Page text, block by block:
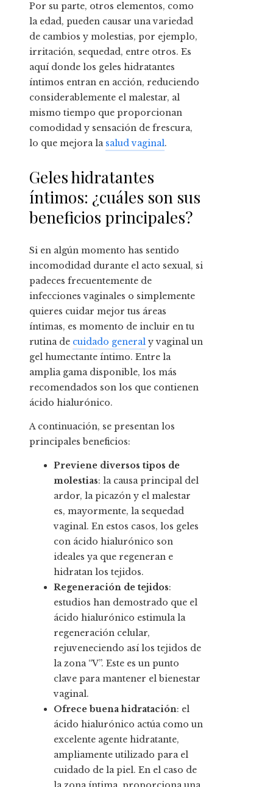
Por su parte, otros elementos, como
la edad, pueden causar una variedad
de cambios y molestias, por ejemplo,
irritación, sequedad, entre otros. Es
aquí donde los geles hidratantes
íntimos entran en acción, reduciendo
considerablemente el malestar, al
mismo tiempo que proporcionan
comodidad y sensación de frescura,
lo que mejora la salud vaginal.
Geles hidratantes
íntimos: ¿cuáles son sus
beneficios principales?
Si en algún momento has sentido
incomodidad durante el acto sexual, si
padeces frecuentemente de
infecciones vaginales o simplemente
quieres cuidar mejor tus áreas
íntimas, es momento de incluir en tu
rutina de cuidado general y vaginal un
gel humectante íntimo. Entre la
amplia gama disponible, los más
recomendados son los que contienen
ácido hialurónico.
A continuación, se presentan los
principales beneficios:
Previene diversos tipos de
molestias: la causa principal del
ardor, la picazón y el malestar
es, mayormente, la sequedad
vaginal. En estos casos, los geles
con ácido hialurónico son
ideales ya que regeneran e
hidratan los tejidos.
Regeneración de tejidos:
estudios han demostrado que el
ácido hialurónico estimula la
regeneración celular,
rejuveneciendo así los tejidos de
la zona “V”. Este es un punto
clave para mantener el bienestar
vaginal.
Ofrece buena hidratación: el
ácido hialurónico actúa como un
excelente agente hidratante,
ampliamente utilizado para el
cuidado de la piel. En el caso de